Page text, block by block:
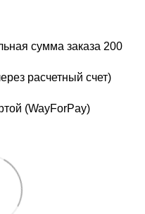
сумма заказа 200
расчетный счет)
(WayForPay)